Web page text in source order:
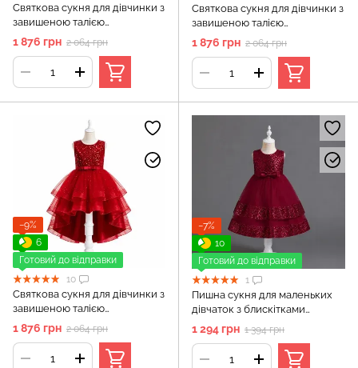
Святкова сукня для дівчинки з
завишеною талією
прикрашена паєтками,
Бордовий, 120 см
1 876 грн 2 064 грн
Святкова сукня для дівчинки з
завишеною талією
прикрашена паєтками,
Бордовий, 150 см
1 876 грн 2 064 грн
−9%
6
Готовий до відправки
10
Святкова сукня для дівчинки з
завишеною талією
прикрашена паєтками,
Бордовий, 160 см
1 876 грн 2 064 грн
−7%
10
Готовий до відправки
1
Пишна сукня для маленьких
дівчаток з блискітками
(Червоне 120см)
1 294 грн 1 394 грн